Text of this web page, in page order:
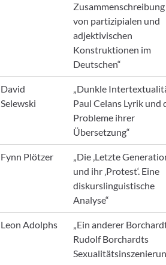
Zusammenschreibung
von partizipialen und
adjektivischen
Konstruktionen im
Deutschen“
David
Selewski
„Dunkle
Paul Celans Lyrik und
Probleme ihrer
Übersetzung“
Fynn Plötzer
„Die ‚Letzte
und ihr ‚Protest‘. Eine
diskurslinguistische
Analyse“
Leon Adolphs
„Ein anderer
Rudolf Borchardts